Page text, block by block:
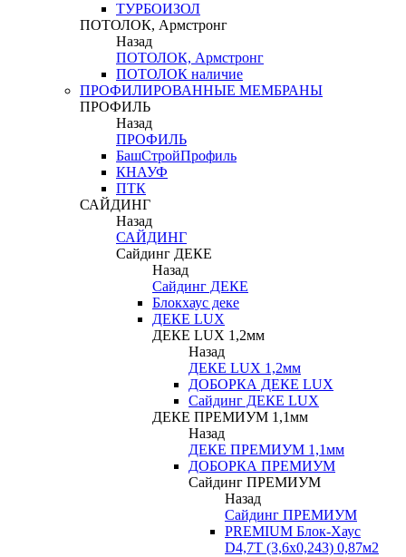
ТУРБОИЗОЛ
ПОТОЛОК, Армстронг
Назад
ПОТОЛОК, Армстронг
ПОТОЛОК наличие
ПРОФИЛИРОВАННЫЕ МЕМБРАНЫ
ПРОФИЛЬ
Назад
ПРОФИЛЬ
БашСтройПрофиль
КНАУФ
ПТК
САЙДИНГ
Назад
САЙДИНГ
Сайдинг ДЕКЕ
Назад
Сайдинг ДЕКЕ
Блокхаус деке
ДЕКЕ LUX
ДЕКЕ LUX 1,2мм
Назад
ДЕКЕ LUX 1,2мм
ДОБОРКА ДЕКЕ LUX
Сайдинг ДЕКЕ LUX
ДЕКЕ ПРЕМИУМ 1,1мм
Назад
ДЕКЕ ПРЕМИУМ 1,1мм
ДОБОРКА ПРЕМИУМ
Сайдинг ПРЕМИУМ
Назад
Сайдинг ПРЕМИУМ
PREMIUM Блок-Хаус
D4,7T (3,6х0,243) 0,87м2